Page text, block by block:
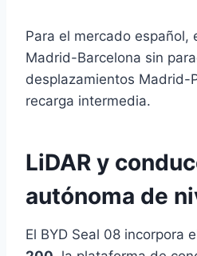
Para el mercado español,
Madrid-Barcelona sin
desplazamientos Madrid-
recarga intermedia.
LiDAR y
autónoma de
El BYD Seal 08 incorpora